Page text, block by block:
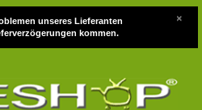
unseres Lieferanten
kommen.
×